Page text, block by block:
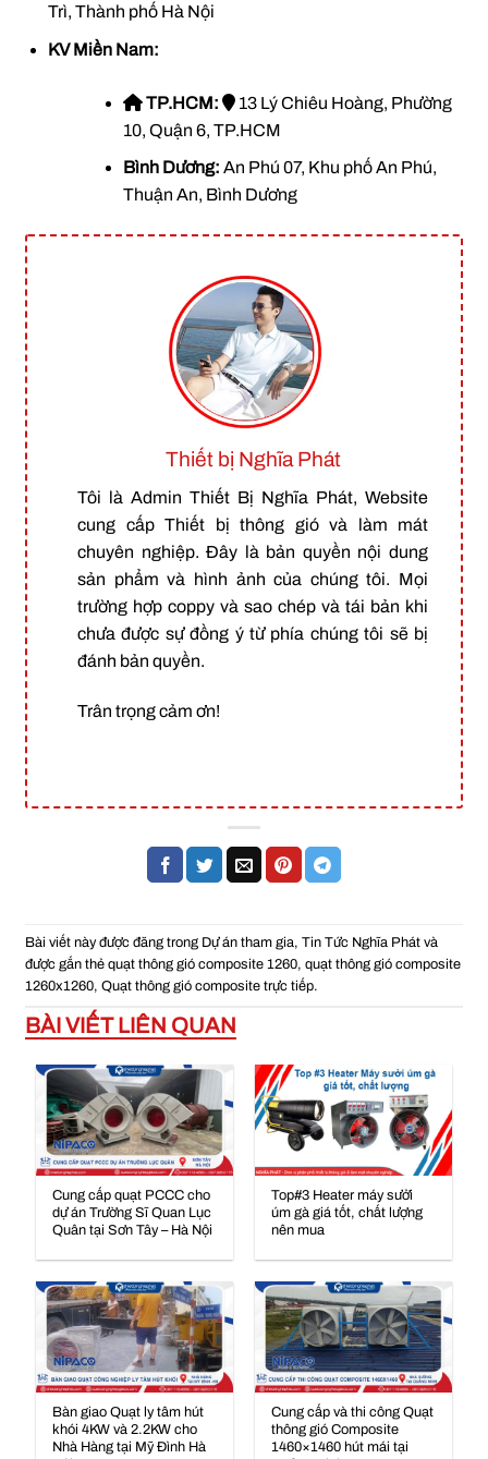
Trì, Thành phố Hà Nội
KV Miền Nam:
TP.HCM:
13 Lý Chiêu Hoàng, Phường
10, Quận 6, TP.HCM
Bình Dương: An Phú 07, Khu phố An Phú,
Thuận An, Bình Dương
Thiết bị Nghĩa Phát
Tôi là Admin Thiết Bị Nghĩa Phát, Website
cung cấp Thiết bị thông gió và làm mát
chuyên nghiệp. Đây là bản quyền nội dung
sản phẩm và hình ảnh của chúng tôi. Mọi
trường hợp coppy và sao chép và tái bản khi
chưa được sự đồng ý từ phía chúng tôi sẽ bị
đánh bản quyền.
Trân trọng cảm ơn!
Bài viết này được đăng trong Dự án tham gia, Tin Tức Nghĩa Phát và
được gắn thẻ quạt thông gió composite 1260, quạt thông gió composite
1260x1260, Quạt thông gió composite trực tiếp.
BÀI VIẾT LIÊN QUAN
Cung cấp quạt PCCC cho
dự án Trường Sĩ Quan Lục
Quân tại Sơn Tây – Hà Nội
Top#3 Heater máy sưởi
úm gà giá tốt, chất lượng
nên mua
Bàn giao Quạt ly tâm hút
khói 4KW và 2.2KW cho
Nhà Hàng tại Mỹ Đình Hà
Cung cấp và thi công Quạt
thông gió Composite
1460×1460 hút mái tại